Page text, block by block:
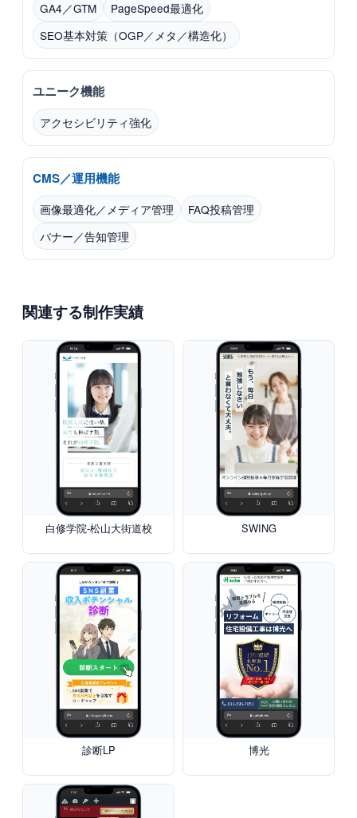
GA4／GTM
PageSpeed最適化
SEO基本対策（OGP／メタ／構造化）
ユニーク機能
アクセシビリティ強化
CMS／運用機能
画像最適化／メディア管理
FAQ投稿管理
バナー／告知管理
関連する制作実績
白修学院-松山大街道校 SWING
診断LP 博光